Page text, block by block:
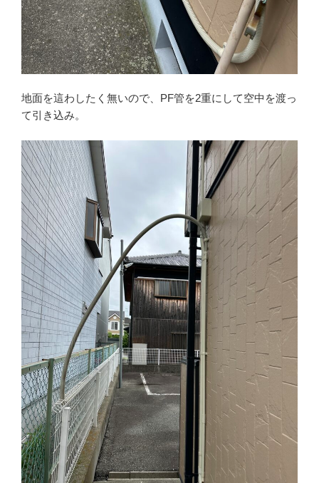
地面を這わしたく無いので、PF管を2重にして空中を渡っ
て引き込み。